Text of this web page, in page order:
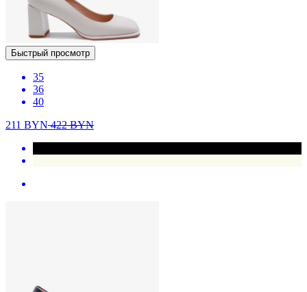
Быстрый просмотр
35
36
40
211 BYN422BYN